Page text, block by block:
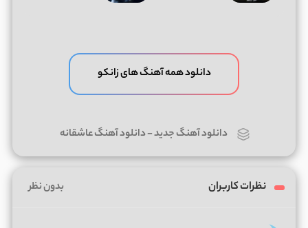
دانلود همه آهنگ های زانکو
دانلود آهنگ جدید-دانلود آهنگ عاشقانه
نظرات کاربران بدون نظر